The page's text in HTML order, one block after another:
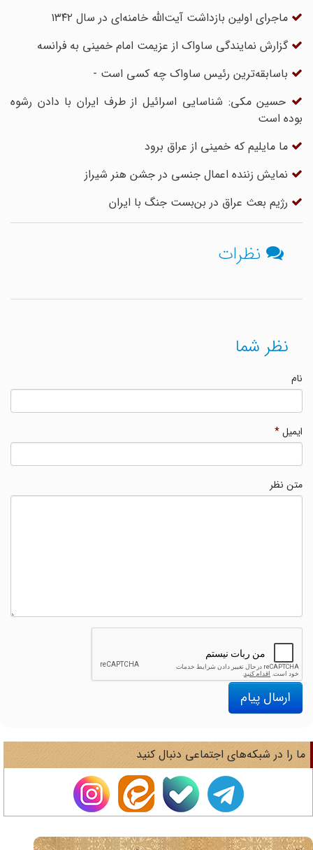
ماجرای اولین بازداشت آیت‌الله خامنه‌ای در سال ۱۳۴۲
گزارش نمایندگی ساواک از عزیمت امام خمینی به فرانسه
باسابقه‌ترین رئیس ساواک چه کسی است -
حسین مکی: شناسایی اسرائیل از طرف ایران با دادن رشوه
بوده است
ما مایلیم که خمینی از عراق برود
نمایش زننده اعمال جنسی در جشن هنر شیراز
رژیم بعث عراق در بن‌بست جنگ با ایران
نظرات
نظر شما
ایمیل*
متن نظر
ارسال پیام
را در شبکه‌های اجتماعی دنبال کنید